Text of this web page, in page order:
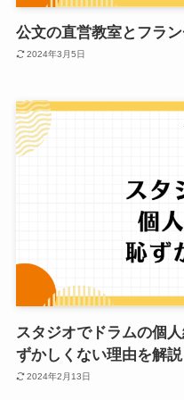
公文の直営教室とフラ
2024年3月5日
スタジオでドラムの個
ずかしくない理由を解説
2024年2月13日